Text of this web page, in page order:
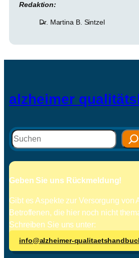
Redaktion:
Dr. Martina B. Sintzel
alzheimer
Suchen
Geben Sie uns Rückmeldung!
Gibt es Aspekte zur Versorgung von
Betroffenen, die hier noch nicht
Schreiben Sie uns unter:
info@alzheimer-